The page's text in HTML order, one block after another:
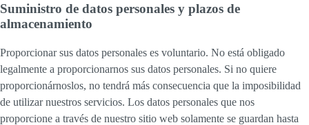
Suministro de datos personales y plazos de
almacenamiento
Proporcionar sus datos personales es voluntario. No está obligado
legalmente a proporcionarnos sus datos personales. Si no quiere
proporcionárnoslos, no tendrá más consecuencia que la imposibilidad
de utilizar nuestros servicios. Los datos personales que nos
proporcione a través de nuestro sitio web solamente se guardan hasta